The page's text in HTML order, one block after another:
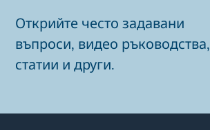
Открийте често задавани
въпроси, видео ръководства,
статии и други.